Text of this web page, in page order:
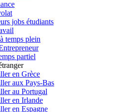
jobs étudiants
temps plein
partiel
en Grèce
aux Pays-Bas
au Portugal
en Irlande
en Espagne